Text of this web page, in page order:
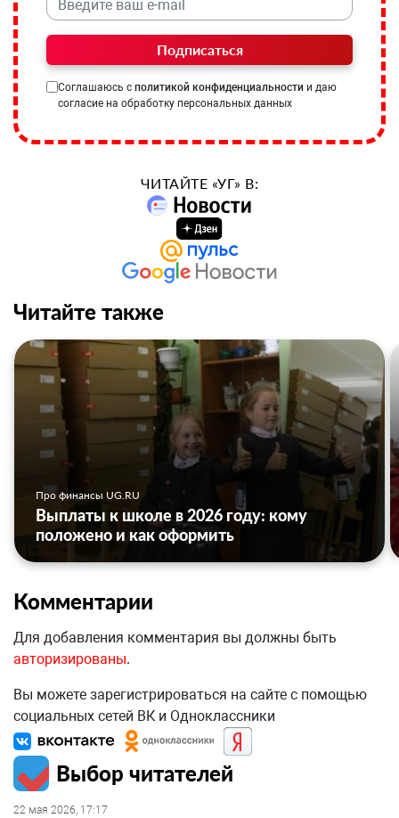
Подписаться
Соглашаюсь с политикой конфиденциальности и даю
согласие на обработку персональных данных
ЧИТАЙТЕ «УГ» В:
Читайте также
Про финансы UG.RU
Выплаты к школе в 2026 году: кому
положено и как оформить
Комментарии
Для добавления комментария вы должны быть
авторизированы.
Вы можете зарегистрироваться на сайте с помощью
социальных сетей ВК и Одноклассники
Выбор читателей
22 мая 2026, 17:17